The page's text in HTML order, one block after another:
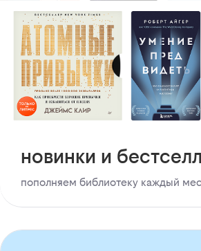
новинки и
пополняем библиотеку каждый